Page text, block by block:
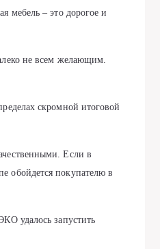
мебель – это дорогое и
не всем желающим.
скромной итоговой
Если в
обойдется покупателю в
удалось запустить